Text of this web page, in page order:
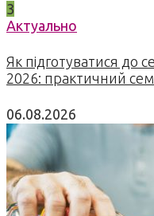
3
Актуально
Як підготуватися до
2026: практичний
06.08.2026